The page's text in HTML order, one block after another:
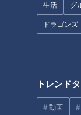
生活 グ
ドラゴンズ
トレンド
動画
鳥取から絶品「鳥
中継！ギャラクシ